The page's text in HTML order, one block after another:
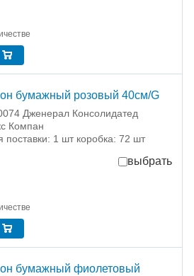
бумажный розовый 40см/G
Дженерал Консолидатед
Компан
поставки: 1 шт коробка: 72 шт
выбрать
бумажный фиолетовый